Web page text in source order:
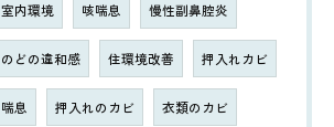
室内環境 咳喘息 慢性副鼻腔炎
のどの違和感 住環境改善 押入れカビ
喘息 押入れのカビ 衣類のカビ